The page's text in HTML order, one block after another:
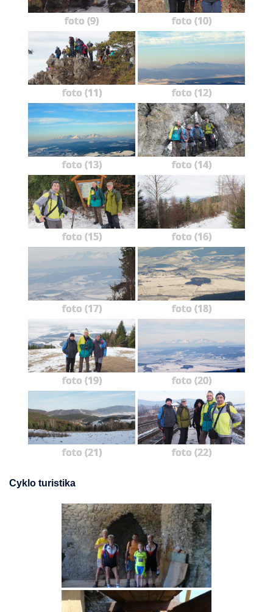
foto (9) foto (10)
foto (11) foto (12)
foto (13) foto (14)
foto (15) foto (16)
foto (17) foto (18)
foto (19) foto (20)
foto (21) foto (22)
Cyklo turistika